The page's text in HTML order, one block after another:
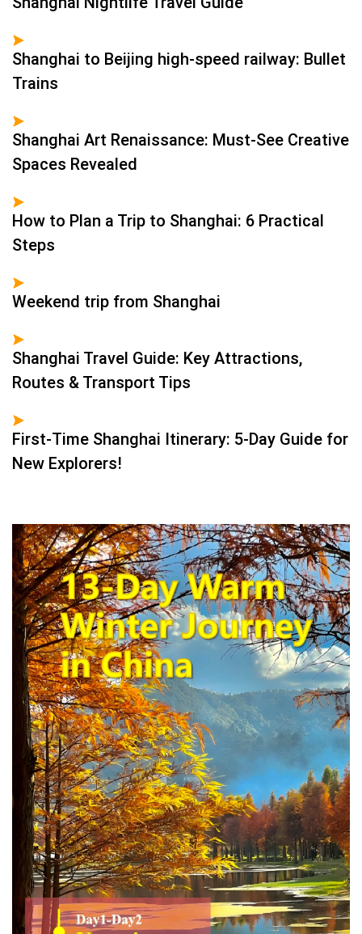
Shanghai to Beijing high-speed railway: Bullet
Trains
Shanghai Art Renaissance: Must-See Creative
Spaces Revealed
How to Plan a Trip to Shanghai: 6 Practical
Steps
Weekend trip from Shanghai
Shanghai Travel Guide: Key Attractions,
Routes & Transport Tips
First-Time Shanghai Itinerary: 5-Day Guide for
New Explorers!